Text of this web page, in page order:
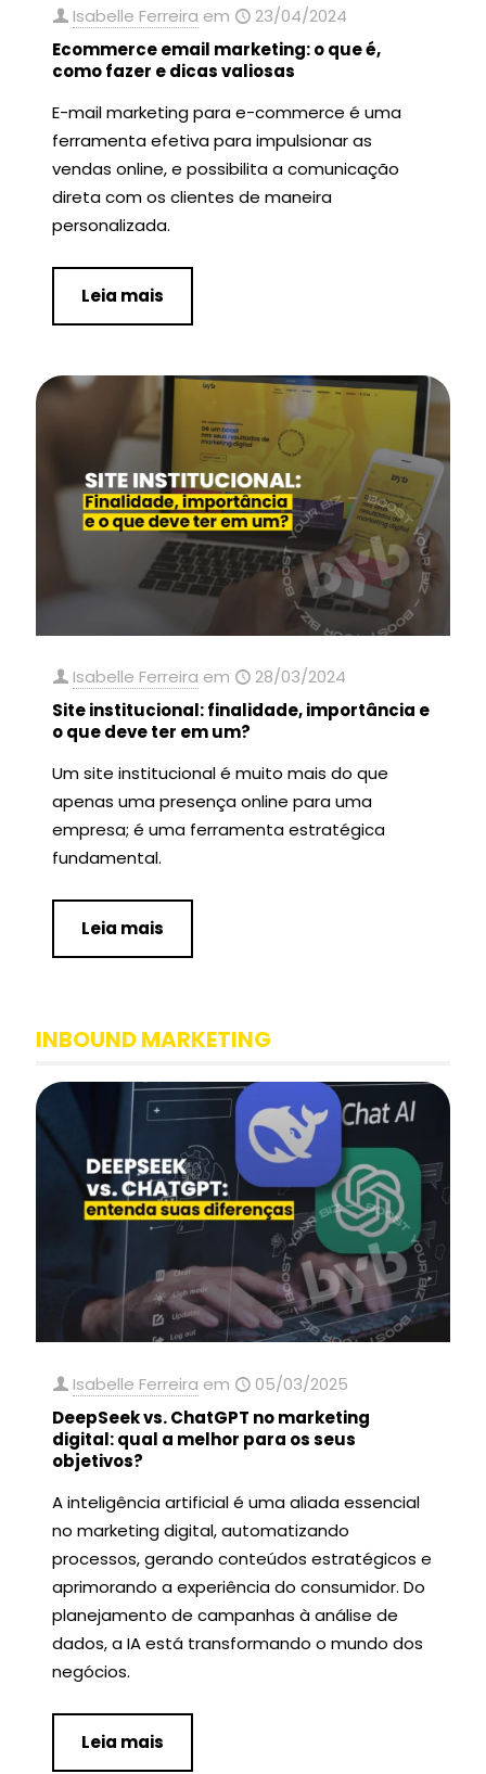
Isabelle Ferreira em
23/04/2024
Ecommerce email marketing: o que é,
como fazer e dicas valiosas
E-mail marketing para e-commerce é uma
ferramenta efetiva para impulsionar as
vendas online, e possibilita a comunicação
direta com os clientes de maneira
personalizada.
Leia mais
Isabelle Ferreira em
28/03/2024
Site institucional: finalidade, importância e
o que deve ter em um?
Um site institucional é muito mais do que
apenas uma presença online para uma
empresa; é uma ferramenta estratégica
fundamental.
Leia mais
INBOUND MARKETING
Isabelle Ferreira em
05/03/2025
DeepSeek vs. ChatGPT no marketing
digital: qual a melhor para os seus
objetivos?
A inteligência artificial é uma aliada essencial
no marketing digital, automatizando
processos, gerando conteúdos estratégicos e
aprimorando a experiência do consumidor. Do
planejamento de campanhas à análise de
dados, a IA está transformando o mundo dos
negócios.
Leia mais